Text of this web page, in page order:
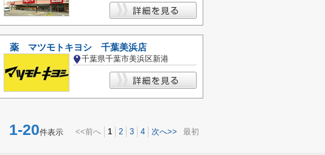
薬 マツモトキヨシ 千葉美浜店
千葉県千葉市美浜区新港
1-20件表示 <<前へ 1 2 3 4 次へ>> 最初